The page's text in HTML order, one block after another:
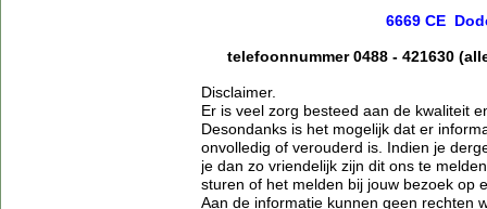
6669 CE
telefoonnummer 0488 - 421630
Disclaimer.
Er is veel zorg besteed aan de kwaliteit
Desondanks is het mogelijk dat er
onvolledig of verouderd is. Indien je
je dan zo vriendelijk zijn dit ons te
sturen of het melden bij jouw bezoek op
Aan de informatie kunnen geen rechten